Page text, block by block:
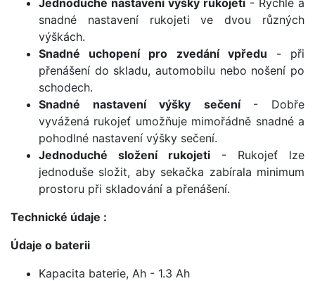
snadné nastavení rukojeti ve dvou různých
výškách.
Snadné uchopení pro zvedání vpředu - při
přenášení do skladu, automobilu nebo nošení po
schodech.
Snadné nastavení výšky sečení - Dobře
vyvážená rukojeť umožňuje mimořádně snadné a
pohodlné nastavení výšky sečení.
Jednoduché složení rukojeti - Rukojeť lze
jednoduše složit, aby sekačka zabírala minimum
prostoru při skladování a přenášení.
Technické údaje :
Údaje o baterii
Kapacita baterie, Ah - 1.3 Ah